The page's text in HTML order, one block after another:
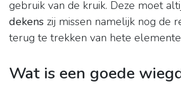
gebruik van de kruik. Deze moet
dekens zij missen namelijk nog de
terug te trekken van hete
Wat is een goede